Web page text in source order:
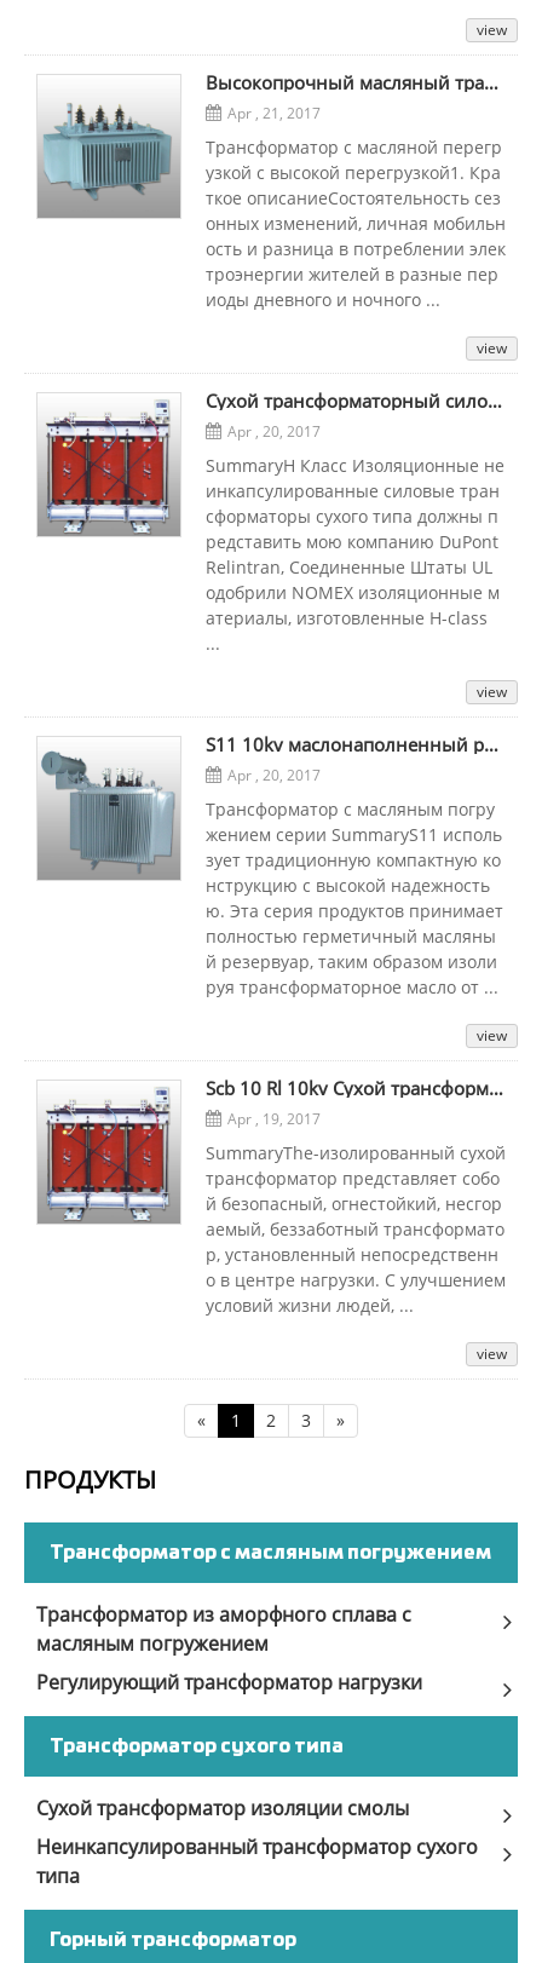
view
Высокопрочный масляный трансформатор с аморфным сплавом
Apr , 21, 2017
Трансформатор с масляной перегр
узкой с высокой перегрузкой1. Кра
ткое описаниеСостоятельность сез
онных изменений, личная мобильн
ость и разница в потреблении элек
троэнергии жителей в разные пер
иоды дневного и ночного ...
view
Сухой трансформаторный силовой трансформатор
Apr , 20, 2017
SummaryH Класс Изоляционные не
инкапсулированные силовые тран
сформаторы сухого типа должны п
редставить мою компанию DuPont
Relintran, Соединенные Штаты UL
одобрили NOMEX изоляционные м
атериалы, изготовленные H-class
...
view
S11 10kv маслонаполненный распределительный трансформатор
Apr , 20, 2017
Трансформатор с масляным погру
жением серии SummaryS11 исполь
зует традиционную компактную ко
нструкцию с высокой надежность
ю. Эта серия продуктов принимает
полностью герметичный масляны
й резервуар, таким образом изоли
руя трансформаторное масло от ...
view
Scb 10 Rl 10kv Сухой трансформатор
Apr , 19, 2017
SummaryThe-изолированный сухой
трансформатор представляет собо
й безопасный, огнестойкий, несгор
аемый, беззаботный трансформато
р, установленный непосредственн
о в центре нагрузки. С улучшением
условий жизни людей, ...
view
« 1 2 3 »
ПРОДУКТЫ
Трансформатор с масляным погружением
Трансформатор из аморфного сплава с
масляным погружением
Регулирующий трансформатор нагрузки
Трансформатор сухого типа
Сухой трансформатор изоляции смолы
Неинкапсулированный трансформатор сухого
типа
Горный трансформатор